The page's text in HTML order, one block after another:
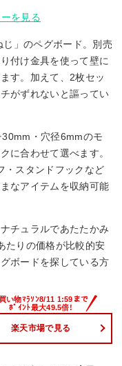
を見る
」のペグボード。別売
付け金具を使って壁に
す。加えて、2枚セッ
がずれないと謳ってい
・穴径6mmのモ
に合わせて選べます。
・スタンドフックなど
なアイテムを収納可能
チュラルであたたかみ
たりの価格が比較的安
ボードを探している方
楽天市場で見る